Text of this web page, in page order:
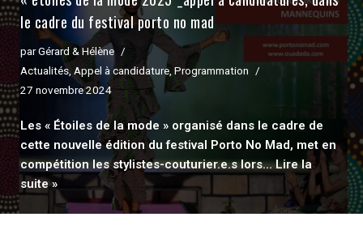
le cadre du festival porto no mad
parGérard & Hélène
Actualités Appel à candidature Programmation
27 novembre 2024
Les « Étoiles de la mode » organisé dans le cadre de
cette nouvelle édition du festival Porto No Mad, met en
compétition les stylistes-couturier.e.s lors…Lire la
suite »